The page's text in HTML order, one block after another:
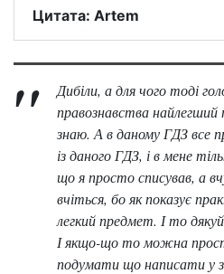
Цитата: Artem
Дибіли, а для чого тоді
правознавства
знаю. А в даному ГДЗ все
із даного ГДЗ, і в мене
що я просто списував, а
вчіться, бо як показує
легкий предмет. І то
І якщо-що то можна
подумати що написати у